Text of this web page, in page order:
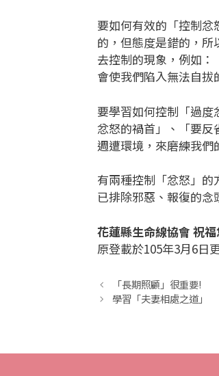
要如何有效的「控制
的，但態度是錯的，
去控制的現象，例如
會使我們陷入無法自拔
要學習如何控制「過
忿怒的禍首」、「要
週遭環境，來磨練我們
有兩種控制「忿怒」
已排除邪惡、報復的念
花蓮縣生命線協會 祝
原登載於105年3月6日
「長期照顧」很重要!
學習「夫妻相處之道」